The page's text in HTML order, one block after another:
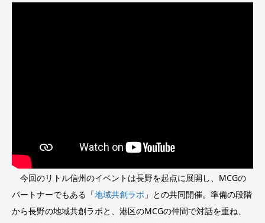
今回のリトル信州のイベントは長野を起点に展開し、MCGの
パートナーでもある「地域共創ラボ 」との共同開催。準備の段階
から長野の地域共創ラボと、港区のMCGの仲間で対話を重ね、